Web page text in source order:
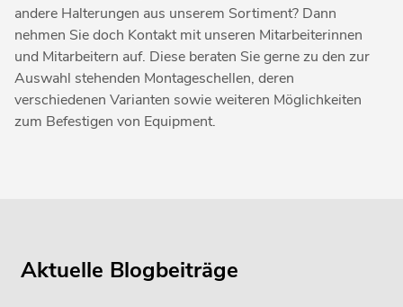
andere Halterungen aus unserem Sortiment? Dann
nehmen Sie doch Kontakt mit unseren Mitarbeiterinnen
und Mitarbeitern auf. Diese beraten Sie gerne zu den zur
Auswahl stehenden Montageschellen, deren
verschiedenen Varianten sowie weiteren Möglichkeiten
zum Befestigen von Equipment.
Aktuelle Blogbeiträge